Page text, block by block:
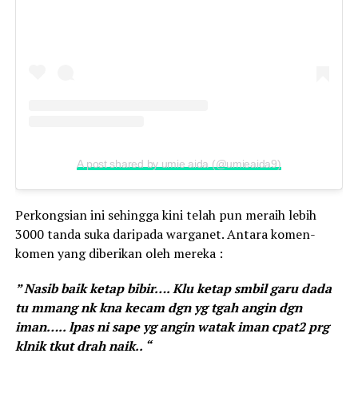
A post shared by umie aida (@umieaida9)
Perkongsian ini sehingga kini telah pun meraih lebih
3000 tanda suka daripada warganet. Antara komen-
komen yang diberikan oleh mereka :
” Nasib baik ketap bibir…. Klu ketap smbil garu dada
tu mmang nk kna kecam dgn yg tgah angin dgn
iman….. lpas ni sape yg angin watak iman cpat2 prg
klnik tkut drah naik.. “